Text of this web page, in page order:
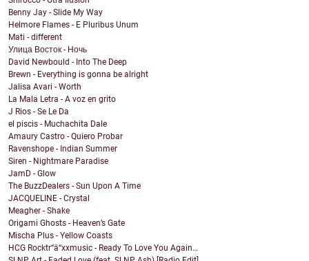
Benny Jay - Slide My Way
Helmore Flames - E Pluribus Unum
Mati - different
Улица Восток - Ночь
David Newbould - Into The Deep
Brewn - Everything is gonna be alright
Jalisa Avari - Worth
La Mala Letra - A voz en grito
J Rios - Se Le Da
el piscis - Muchachita Dale
Amaury Castro - Quiero Probar
Ravenshope - Indian Summer
Siren - Nightmare Paradise
JamD - Glow
The BuzzDealers - Sun Upon A Time
JACQUELINE - Crystal
Meagher - Shake
Origami Ghosts - Heaven’s Gate
Mischa Plus - Yellow Coasts
HCG Rocktr“ä“xxmusic - Ready To Love You Again…